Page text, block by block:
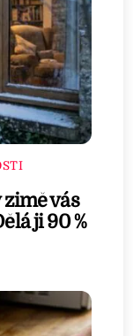
vás
ji 90 %